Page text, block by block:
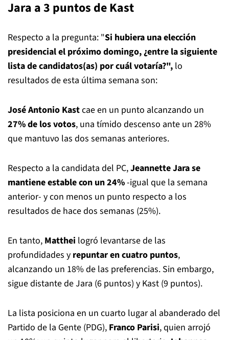
Jara a 3 puntos de Kast
Respecto a la pregunta: "Si hubiera una elección
presidencial el próximo domingo, ¿entre la siguiente
lista de candidatos(as) por cuál votaría?", lo
resultados de esta última semana son:
José Antonio Kastcae en un punto alcanzando un
27% de los votos, una tímido descenso ante un 28%
que mantuvo las dos semanas anteriores.
Respecto a la candidata del PC,Jeannette Jara se
mantiene estable con un 24%-igual que la semana
anterior- y con menos un punto respecto a los
resultados de hace dos semanas (25%).
En tanto, Matthei logró levantarse de las
profundidades y repuntar en cuatro puntos,
alcanzando un 18% de las preferencias. Sin embargo,
sigue distante de Jara (6 puntos) y Kast (9 puntos).
La lista posiciona en un cuarto lugar al abanderado del
Partido de la Gente (PDG), Franco Parisi, quien arrojó